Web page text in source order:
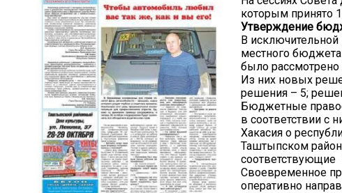
которым принято
Утверждение
В исключительной
местного бюджета
было рассмотрено
Из них новых
решения – 5;
Бюджетные
в соответствии с
Хакасия о
Таштыпском
соответствующие
Своевременное
оперативно